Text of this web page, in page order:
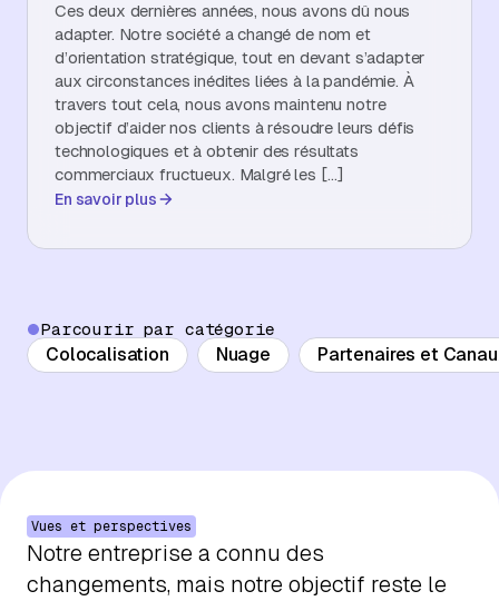
Événements
À propos
Contactez-nous
Ces deux dernières années, nous avons dû nous
adapter. Notre société a changé de nom et
d’orientation stratégique, tout en devant s’adapter
aux circonstances inédites liées à la pandémie. À
travers tout cela, nous avons maintenu notre
objectif d’aider nos clients à résoudre leurs défis
technologiques et à obtenir des résultats
commerciaux fructueux. Malgré les […]
En savoir plus
Parcourir par catégorie
Colocalisation Nuage Partenaires et
Vues et perspectives
Notre entreprise a connu des
changements, mais notre objectif reste le